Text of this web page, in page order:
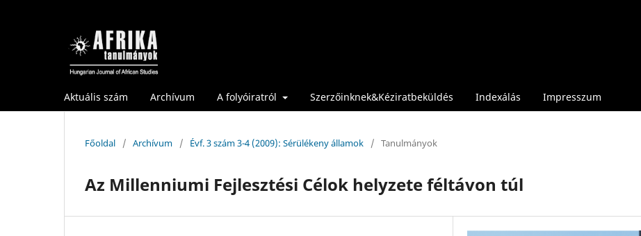
Aktuális szám Archívum A folyóiratról Szerzőinknek&Kéziratbeküldés Indexálás Impresszum
Főoldal / Archívum / Évf. 3 szám 3-4 (2009): Sérülékeny államok / Tanulmányok
Az Millenniumi Fejlesztési Célok helyzete féltávon túl